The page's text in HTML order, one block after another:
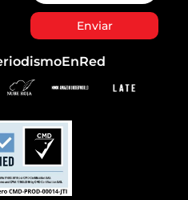
Enviar